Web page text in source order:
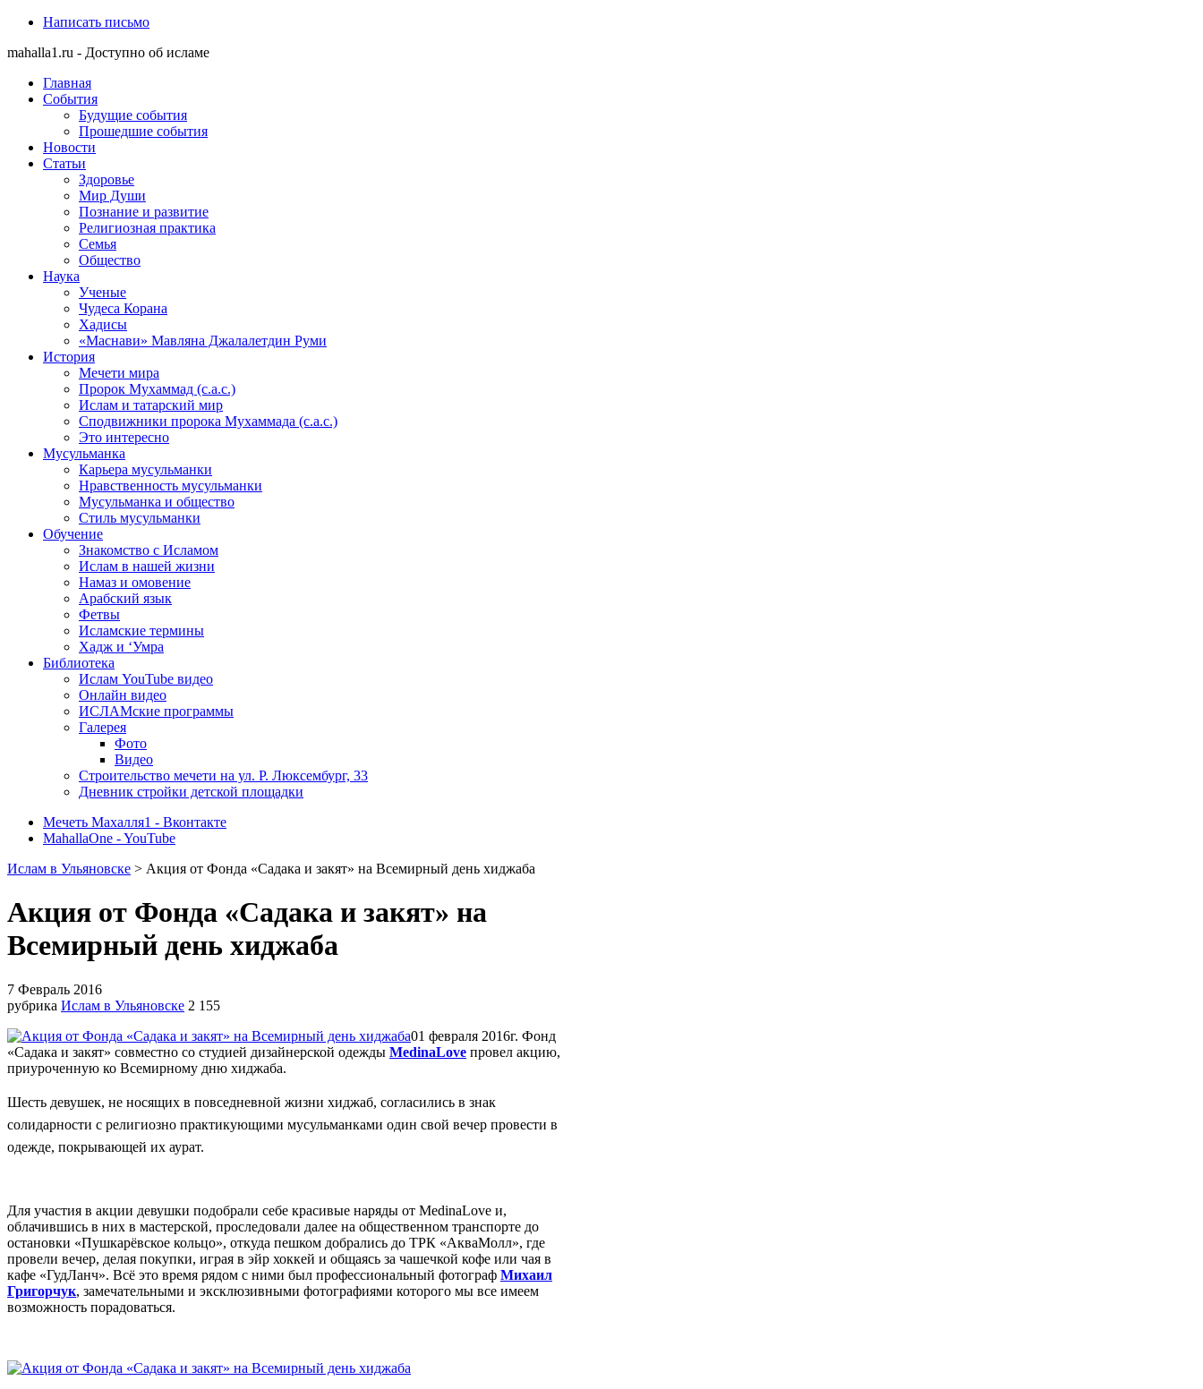
Написать письмо
mahalla1.ru - Доступно об исламе
Главная
События
Будущие события
Прошедшие события
Новости
Статьи
Здоровье
Мир Души
Познание и развитие
Религиозная практика
Семья
Общество
Наука
Ученые
Чудеса Корана
Хадисы
«Маснави» Мавляна Джалалетдин Руми
История
Мечети мира
Пророк Мухаммад (с.а.с.)
Ислам и татарский мир
Сподвижники пророка Мухаммада (с.а.с.)
Это интересно
Мусульманка
Карьера мусульманки
Нравственность мусульманки
Мусульманка и общество
Стиль мусульманки
Обучение
Знакомство с Исламом
Ислам в нашей жизни
Намаз и омовение
Арабский язык
Фетвы
Исламские термины
Хадж и ‘Умра
Библиотека
Ислам YouTube видео
Онлайн видео
ИСЛАМские программы
Галерея
Фото
Видео
Строительство мечети на ул. Р. Люксембург, 33
Дневник стройки детской площадки
Мечеть Махалля1 - Вконтакте
MahallaOne - YouTube
Ислам в Ульяновске > Акция от Фонда «Садака и закят» на Всемирный день хиджаба
Акция от Фонда «Садака и закят» на
Всемирный день хиджаба
7 Февраль 2016
рубрика Ислам в Ульяновске 2 155
01 февраля 2016г. Фонд
«Садака и закят» совместно со студией дизайнерской одежды MedinaLove провел акцию,
приуроченную ко Всемирному дню хиджаба.
Шесть девушек, не носящих в повседневной жизни хиджаб, согласились в знак
солидарности с религиозно практикующими мусульманками один свой вечер провести в
одежде, покрывающей их аурат.
Для участия в акции девушки подобрали себе красивые наряды от MedinaLove и,
облачившись в них в мастерской, проследовали далее на общественном транспорте до
остановки «Пушкарёвское кольцо», откуда пешком добрались до ТРК «АкваМолл», где
провели вечер, делая покупки, играя в эйр хоккей и общаясь за чашечкой кофе или чая в
кафе «ГудЛанч». Всё это время рядом с ними был профессиональный фотограф Михаил
Григорчук, замечательными и эксклюзивными фотографиями которого мы все имеем
возможность порадоваться.